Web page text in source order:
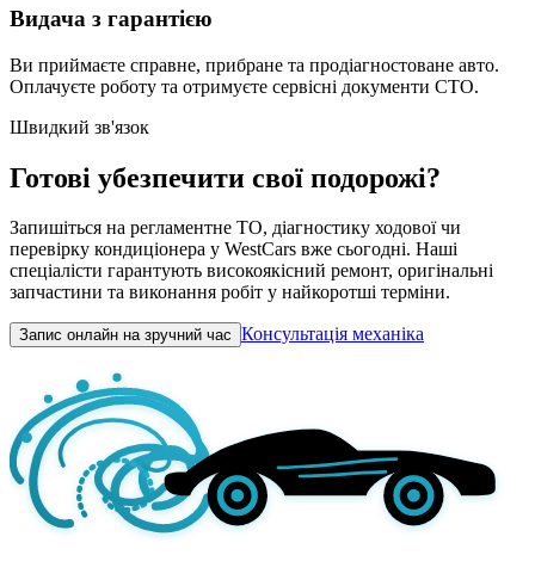
Видача з гарантією
Ви приймаєте справне, прибране та продіагностоване авто.
Оплачуєте роботу та отримуєте сервісні документи СТО.
Швидкий зв'язок
Готові убезпечити свої подорожі?
Запишіться на регламентне ТО, діагностику ходової чи
перевірку кондиціонера у WestCars вже сьогодні. Наші
спеціалісти гарантують високоякісний ремонт, оригінальні
запчастини та виконання робіт у найкоротші терміни.
Запис онлайн на зручний час Консультація механіка